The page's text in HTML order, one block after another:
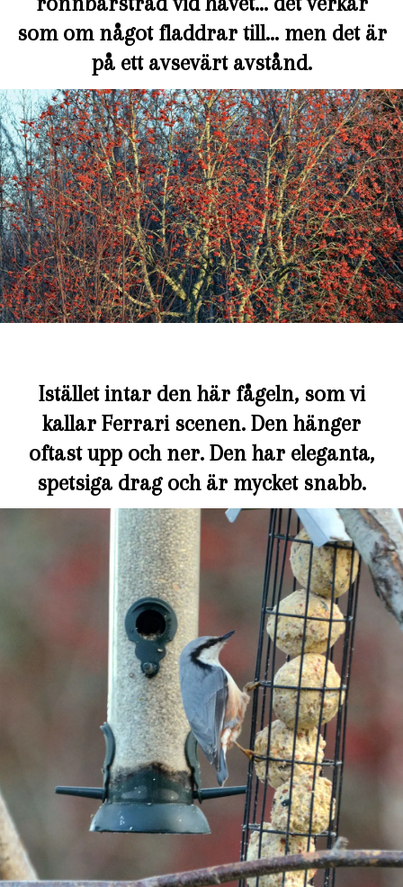
som om något fladdrar till… men det är
på ett avsevärt avstånd.
Istället intar den här fågeln, som vi
kallar Ferrari scenen. Den hänger
oftast upp och ner. Den har eleganta,
spetsiga drag och är mycket snabb.